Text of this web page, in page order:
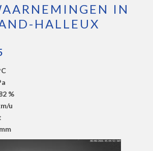
IN
HALLEUX
%
u